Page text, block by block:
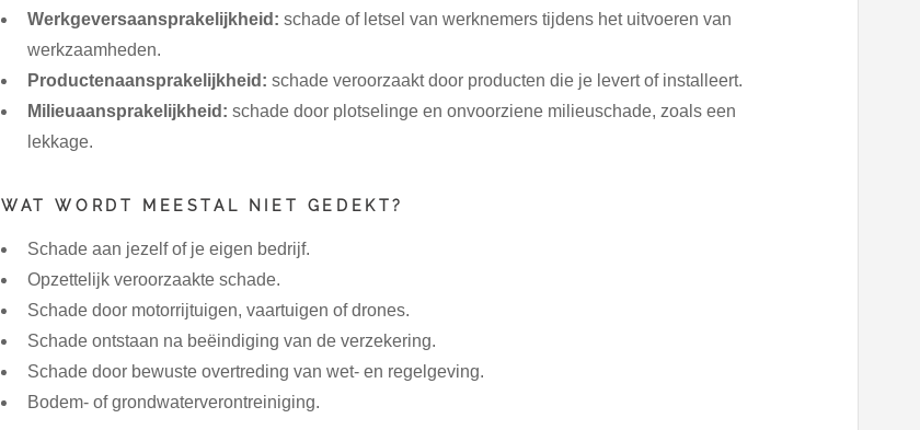
Werkgeversaansprakelijkheid: schade of letsel van werknemers tijdens het uitvoeren van
werkzaamheden.
Productenaansprakelijkheid: schade veroorzaakt door producten die je levert of installeert.
Milieuaansprakelijkheid: schade door plotselinge en onvoorziene milieuschade, zoals een
lekkage.
WAT WORDT MEESTAL NIET GEDEKT?
Schade aan jezelf of je eigen bedrijf.
Opzettelijk veroorzaakte schade.
Schade door motorrijtuigen, vaartuigen of drones.
Schade ontstaan na beëindiging van de verzekering.
Schade door bewuste overtreding van wet- en regelgeving.
Bodem- of grondwaterverontreiniging.